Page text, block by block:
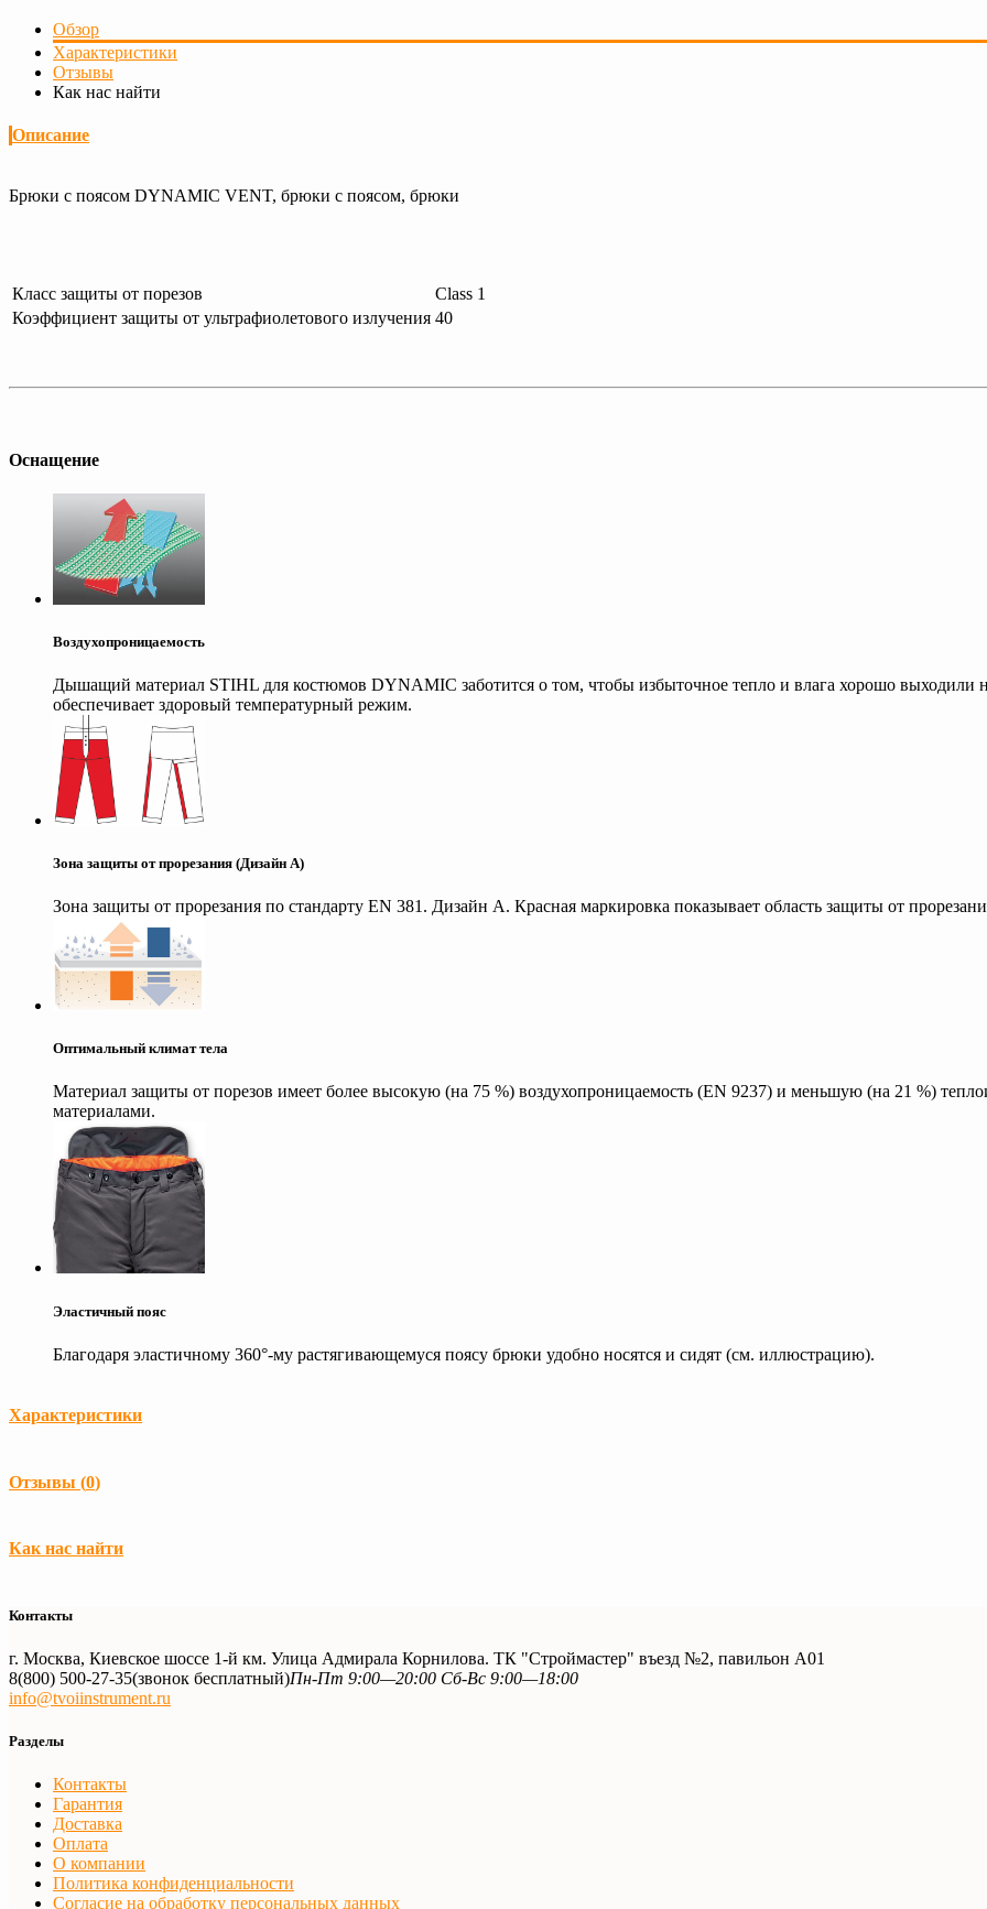
Обзор
Характеристики
Отзывы
Как нас найти
Описание
Брюки с поясом DYNAMIC VENT, брюки с поясом, брюки
Класс защиты от порезов
Class 1
Коэффициент защиты от ультрафиолетового излучения 40
Оснащение
Воздухопроницаемость
Дышащий материал STIHL для костюмов DYNAMIC заботится о том, чтобы избыточное тепло и влага хорошо выходили
обеспечивает здоровый температурный режим.
Зона защиты от прорезания (Дизайн A)
Зона защиты от прорезания по стандарту EN 381. Дизайн A. Красная маркировка показывает область защиты от
Оптимальный климат тела
Материал защиты от порезов имеет более высокую (на 75 %) воздухопроницаемость (EN 9237) и меньшую (на 21 %)
материалами.
Эластичный пояс
Благодаря эластичному 360°-му растягивающемуся поясу брюки удобно носятся и сидят (см. иллюстрацию).
Характеристики
Отзывы (0)
Как нас найти
Контакты
г. Москва, Киевское шоссе 1-й км. Улица Адмирала Корнилова. ТК "Строймастер" въезд №2, павильон А01
8(800) 500-27-35(звонок бесплатный)Пн-Пт 9:00—20:00 Сб-Вс 9:00—18:00
info@tvoiinstrument.ru
Разделы
Контакты
Гарантия
Доставка
Оплата
О компании
Политика конфиденциальности
Согласие на обработку персональных данных